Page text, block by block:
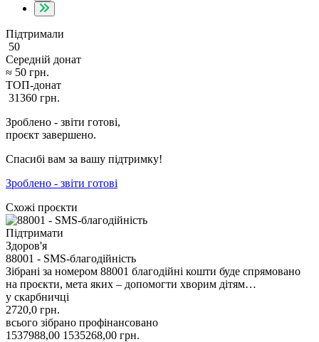
Підтримали
50
Середній донат
≈ 50 грн.
ТОП-донат
31360 грн.
Зроблено - звіти готові,
проєкт завершено.
Спасибі вам за вашу підтримку!
Зроблено - звіти готові
Схожі проєкти
Підтримати
Здоров'я
88001 - SMS-благодійність
Зібрані за номером 88001 благодійні кошти буде спрямовано
на проєкти, мета яких – допомогти хворим дітям…
у скарбничці
2720,0 грн.
всього зібрано профінансовано
1537988,00 1535268,00 грн.